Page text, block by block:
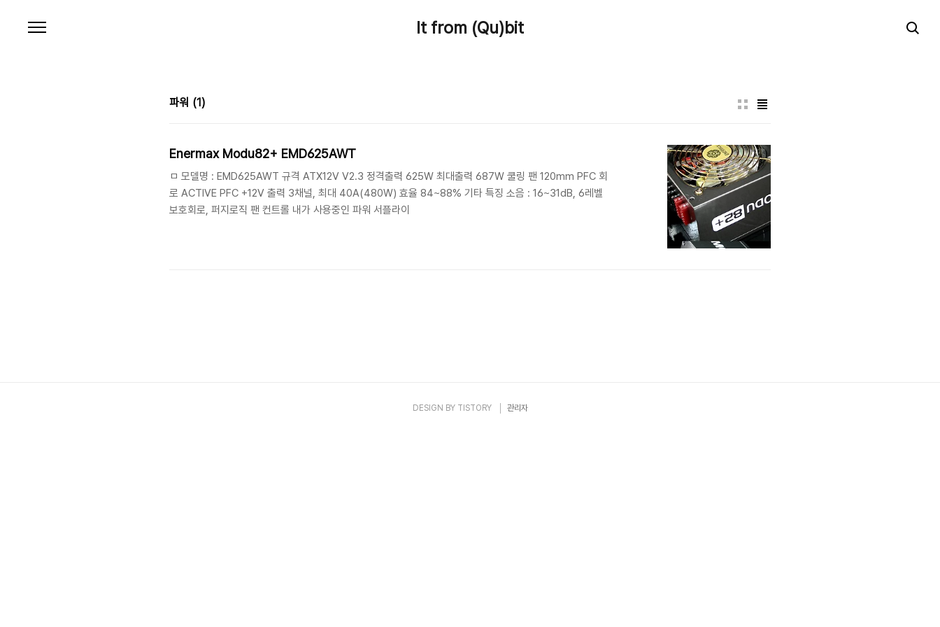
It from (Qu)bit
파워 (1)
Enermax Modu82+ EMD625AWT
ㅁ 모델명 : EMD625AWT 규격 ATX12V V2.3 정격출력 625W 최대출력 687W 쿨링 팬 120mm PFC 회
로 ACTIVE PFC +12V 출력 3채널, 최대 40A(480W) 효율 84~88% 기타 특징 소음 : 16~31dB, 6레벨
보호회로, 퍼지로직 팬 컨트롤 내가 사용중인 파워 서플라이
DESIGN BY TISTORY 관리자